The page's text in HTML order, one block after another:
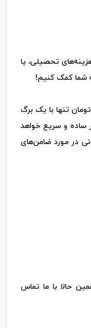
تحصیلی، یا
شما کمک کنیم!
وام تا سقف ۴۱ میلیون تومان تنها با یک برگ
ساده و سریع خواهد
در مورد ضامن‌های
حالا با ما تماس